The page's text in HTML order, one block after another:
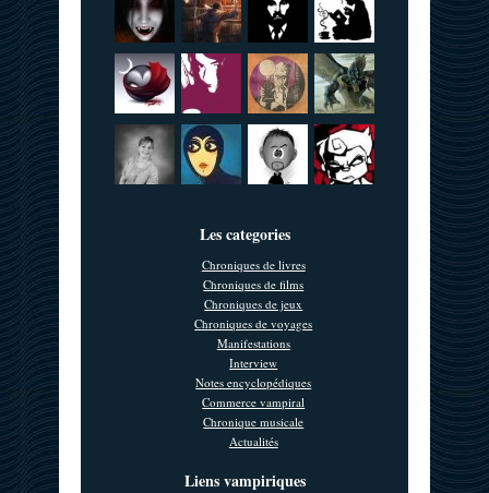
Les categories
Chroniques de livres
Chroniques de films
Chroniques de jeux
Chroniques de voyages
Manifestations
Interview
Notes encyclopédiques
Commerce vampiral
Chronique musicale
Actualités
Liens vampiriques